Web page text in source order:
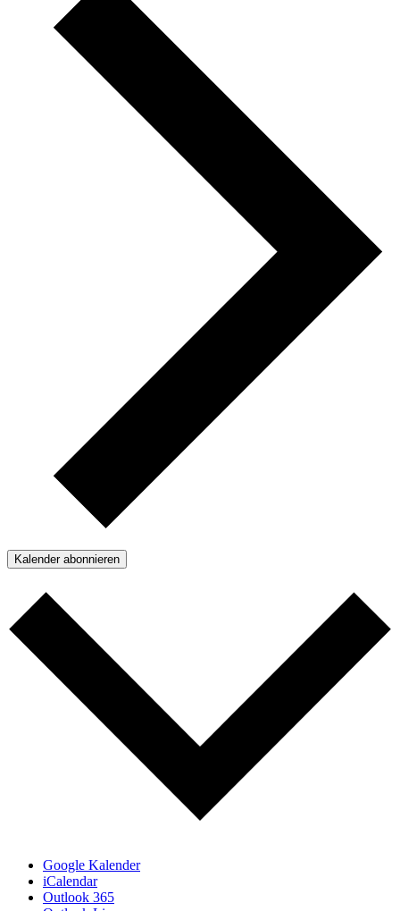
Kalender abonnieren
Google Kalender
iCalendar
Outlook 365